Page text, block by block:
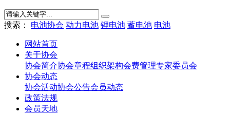
搜索： 电池协会 动力电池 锂电池 蓄电池 电池
网站首页
关于协会
协会简介协会章程组织架构会费管理专家委员会
协会动态
协会活动协会公告会员动态
政策法规
会员天地